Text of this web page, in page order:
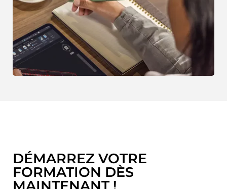
DÉMARREZ VOTRE
FORMATION DÈS